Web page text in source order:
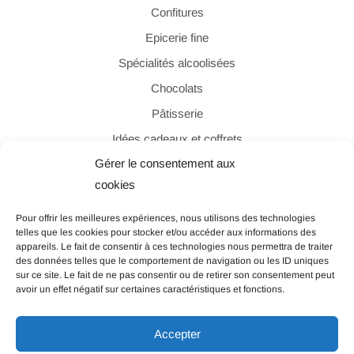
Gérer le consentement aux
cookies
Pour offrir les meilleures expériences, nous utilisons des technologies
telles que les cookies pour stocker et/ou accéder aux informations des
appareils. Le fait de consentir à ces technologies nous permettra de traiter
des données telles que le comportement de navigation ou les ID uniques
sur ce site. Le fait de ne pas consentir ou de retirer son consentement peut
avoir un effet négatif sur certaines caractéristiques et fonctions.
Accepter
Confitures
Epicerie fine
Spécialités alcoolisées
Chocolats
Pâtisserie
Idées cadeaux et coffrets
PAIEMENT SÉCURISÉ
© Les Filles de Beauregard – Tous droits réservés |
Politique de confidentialité|Mentions légales|CGV